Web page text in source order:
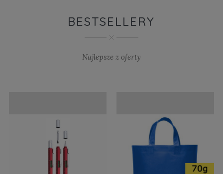
BESTSELLERY
Najlepsze z oferty